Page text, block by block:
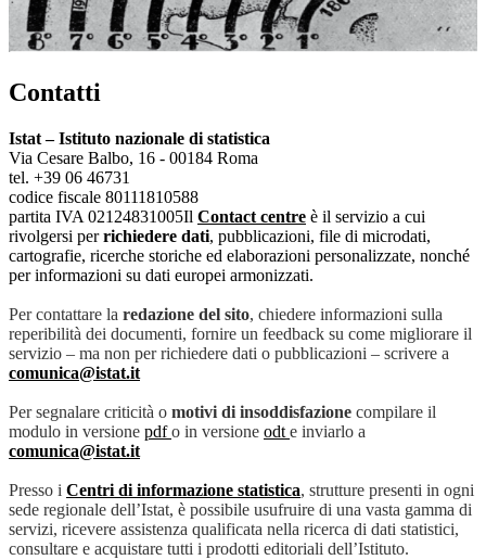
Contatti
Istat – Istituto nazionale di statistica
Via Cesare Balbo, 16 - 00184 Roma
tel. +39 06 46731
codice fiscale 80111810588
partita IVA 02124831005Il Contact centre è il servizio a cui
rivolgersi perrichiedere dati, pubblicazioni, file di microdati,
cartografie, ricerche storiche ed elaborazioni personalizzate, nonché
per informazioni su dati europei armonizzati.
Per contattare la redazione del sito, chiedere informazioni sulla
reperibilità dei documenti, fornire un feedback su come migliorare il
servizio – ma non per richiedere dati o pubblicazioni – scrivere a
comunica@istat.it
Per segnalare criticità o motivi di insoddisfazione compilare il
modulo in versione pdfo in versione odt e inviarlo a
comunica@istat.it
Presso i Centri di informazione statistica, strutture presenti in ogni
sede regionale dell’Istat, è possibile usufruire di una vasta gamma di
servizi, ricevere assistenza qualificata nella ricerca di dati statistici,
consultare e acquistare tutti i prodotti editoriali dell’Istituto.